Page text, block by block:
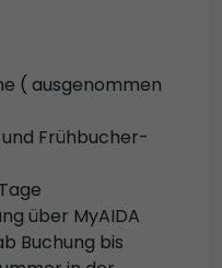
( ausgenommen
Frühbucher-
über MyAIDA
Buchung bis